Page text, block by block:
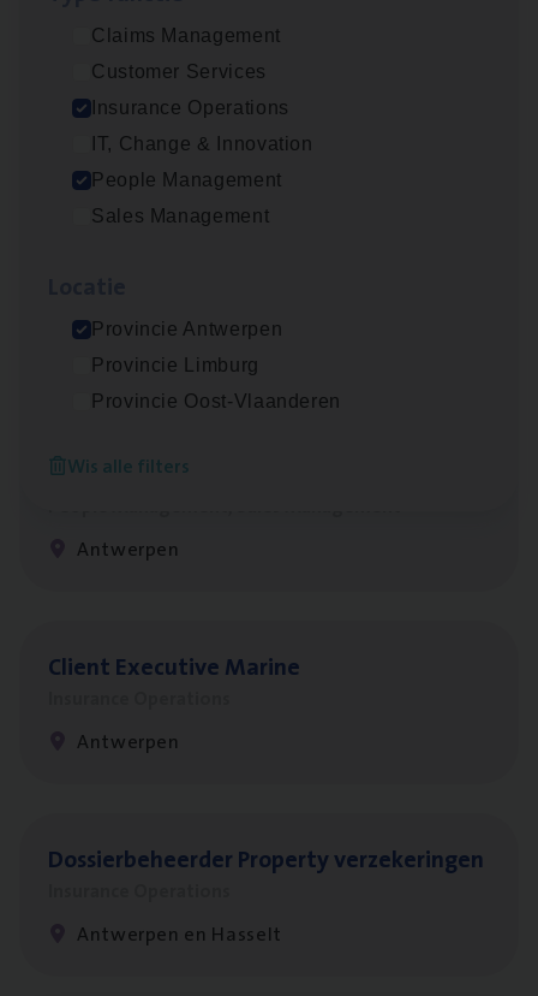
Claims Management
Customer Services
Insurance Operations
IT, Change & Innovation
People Management
Sales Management
Provincie Antwerpen
Provincie Limburg
Provincie Oost-Vlaanderen
Wis alle filters
Dos­sier­be­heer­der ver­ze­ke­rin­gen — Soci­al
Pro­fit en Public
Insurance Operations
Antwerpen
Insurance Operations
Beveren
Busi­ness Mana­ger Mari­ne Cargo
Antwerpen
Client Exe­cu­ti­ve Marine
Antwerpen
Dos­sier­be­heer­der Pro­per­ty verzekeringen
Antwerpen en Hasselt